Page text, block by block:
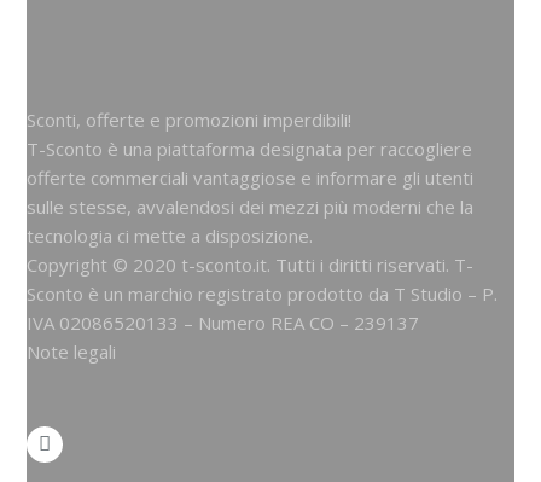
Sconti, offerte e promozioni imperdibili!
T-Sconto è una piattaforma designata per raccogliere
offerte commerciali vantaggiose e informare gli utenti
sulle stesse, avvalendosi dei mezzi più moderni che la
tecnologia ci mette a disposizione.
Copyright © 2020 t-sconto.it. Tutti i diritti riservati. T-
Sconto è un marchio registrato prodotto da T Studio – P.
IVA 02086520133 – Numero REA CO – 239137
Note legali